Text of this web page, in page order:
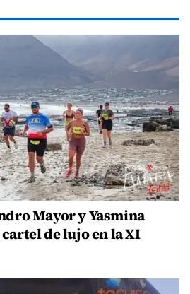
Mayor y Yasmina
de lujo en la XI